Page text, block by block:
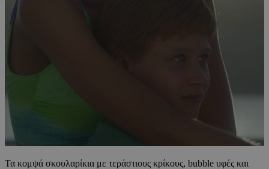
Τα κομψά σκουλαρίκια με τεράστιους κρίκους, bubble υφές και